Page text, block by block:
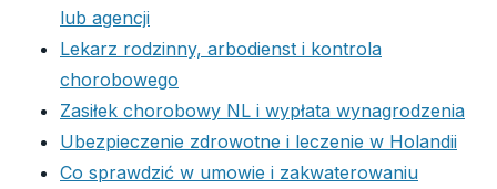
lub agencji
Lekarz rodzinny, arbodienst i kontrola
chorobowego
Zasiłek chorobowy NL i wypłata wynagrodzenia
Ubezpieczenie zdrowotne i leczenie w Holandii
Co sprawdzić w umowie i zakwaterowaniu